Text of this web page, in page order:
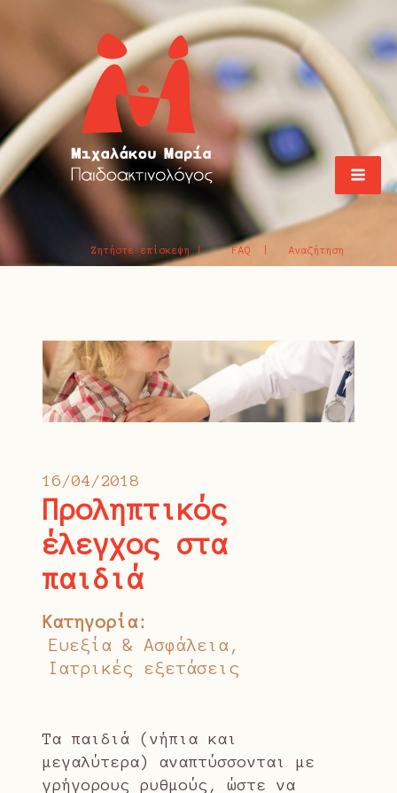
Ζητήστε επίσκεψη | FAQ | Αναζήτηση
16/04/2018
Προληπτικός
έλεγχος στα
παιδιά
Κατηγορία
Ευεξία & Ασφάλεια
Ιατρικές εξετάσεις
Τα παιδιά (νήπια και
μεγαλύτερα) αναπτύσσονται με
γρήγορους ρυθμούς, ώστε να